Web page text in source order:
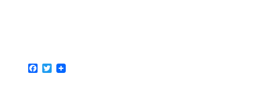
Facebook
Twitter